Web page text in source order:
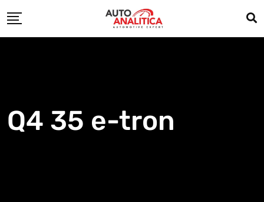
to
Q4 35 e-tron